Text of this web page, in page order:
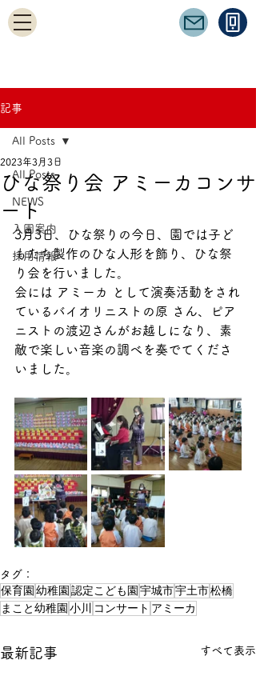
記事
All Posts
NEWS
入園案内
採用情報
All Posts
ひな祭り会 アミーカコンサ
ート
2023年3月3日
3月3日、ひな祭りの今日、園では子ど
もたち製作のひな人形を飾り、ひな祭
り会を行いました。
会には アミーカ として演奏活動をされ
ているバイオリニストの原 さん、ピア
ニストの渡辺さんがお越しになり、素
敵で楽しい音楽の調べを奏でてくださ
いました。
タグ：
保育園 幼稚園 認定こども園 宇城市宇土市松橋
まこと幼稚園 小川 コンサート アミーカ
最新記事 すべて表示